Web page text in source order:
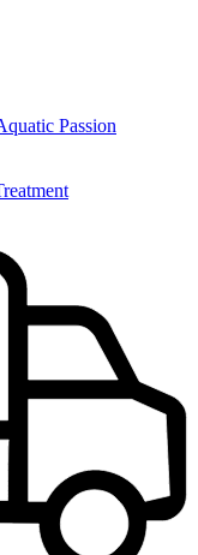
Passion